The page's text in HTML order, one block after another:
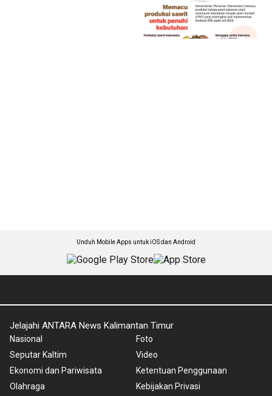
Unduh Mobile Apps untuk iOS dan Android
Jelajahi ANTARA News Kalimantan Timur
Nasional
Seputar Kaltim
Ekonomi dan Pariwisata
Olahraga
Foto
Video
Ketentuan Penggunaan
Kebijakan Privasi